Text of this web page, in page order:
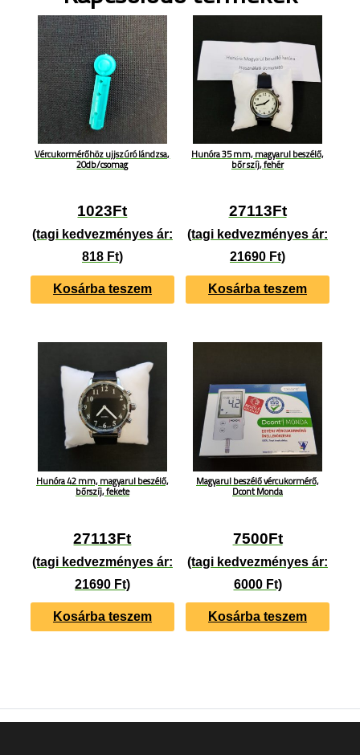
Vércukormérőhöz ujjszúró lándzsa,
20db/csomag
1023Ft
(tagi kedvezményes ár:
818 Ft)
Kosárba teszem
Hunóra 35 mm, magyarul beszélő,
bőr szíj, fehér
27113Ft
(tagi kedvezményes ár:
21690 Ft)
Kosárba teszem
Hunóra 42 mm, magyarul beszélő,
bőrszíj, fekete
27113Ft
(tagi kedvezményes ár:
21690 Ft)
Kosárba teszem
Magyarul beszélő vércukormérő,
Dcont Monda
7500Ft
(tagi kedvezményes ár:
6000 Ft)
Kosárba teszem